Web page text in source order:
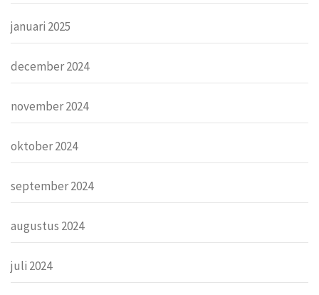
januari 2025
december 2024
november 2024
oktober 2024
september 2024
augustus 2024
juli 2024